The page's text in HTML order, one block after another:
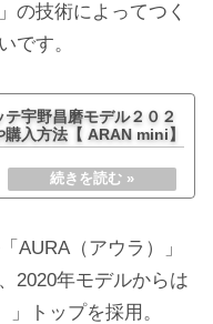
の技術によってつく
です。
テ宇野昌磨モデル２０２
購入方法【 ARAN mini】
AURA（アウラ）」
2020年モデルからは
トップを採用。